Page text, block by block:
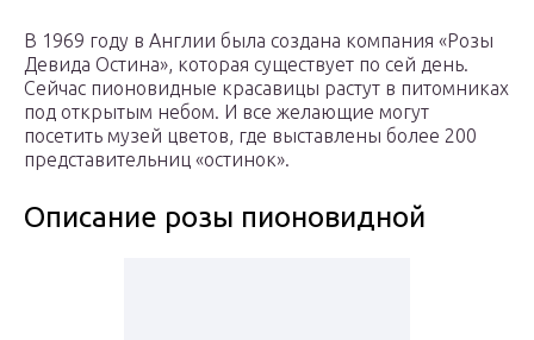
В 1969 году в Англии была создана компания «Розы
Девида Остина», которая существует по сей день.
Сейчас пионовидные красавицы растут в питомниках
под открытым небом. И все желающие могут
посетить музей цветов, где выставлены более 200
представительниц «остинок».
Описание розы пионовидной